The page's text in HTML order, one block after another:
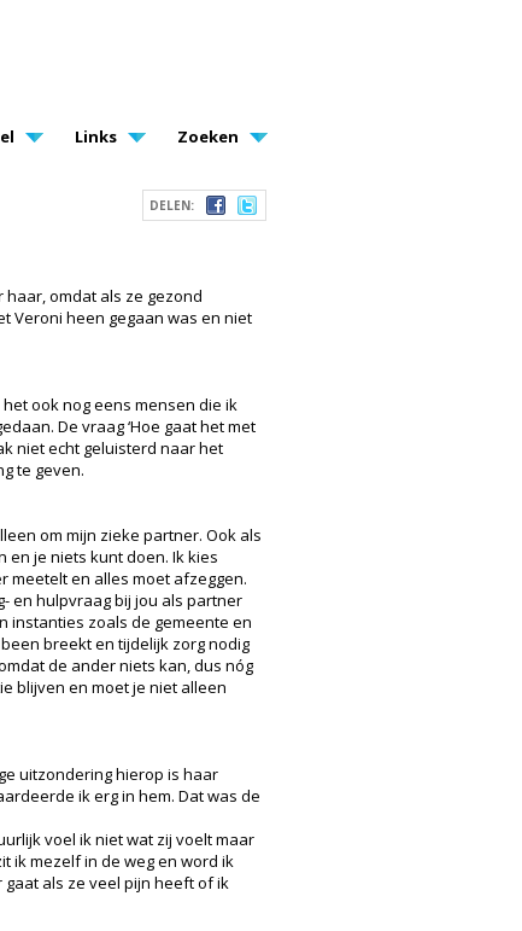
Links Zoeken
DELEN:
omdat als ze gezond
Veroni heen gegaan was en niet
ook nog eens mensen die ik
De vraag ‘Hoe gaat het met
niet echt geluisterd naar het
te geven.
om mijn zieke partner. Ook als
en je niets kunt doen. Ik kies
meetelt en alles moet afzeggen.
en hulpvraag bij jou als partner
instanties zoals de gemeente en
breekt en tijdelijk zorg nodig
de ander niets kan, dus nóg
blijven en moet je niet alleen
uitzondering hierop is haar
ik erg in hem. Dat was de
voel ik niet wat zij voelt maar
ik mezelf in de weg en word ik
gaat als ze veel pijn heeft of ik